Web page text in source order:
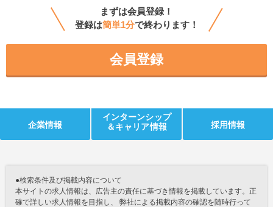
まずは会員登録！
登録は簡単1分で終わります！
会員登録
企業情報
インターンシップ
＆キャリア情報
採用情報
●検索条件及び掲載内容について
本サイトの求人情報は、広告主の責任に基づき情報を掲載しています。正
確で詳しい求人情報を目指し、 弊社による掲載内容の確認を随時行って